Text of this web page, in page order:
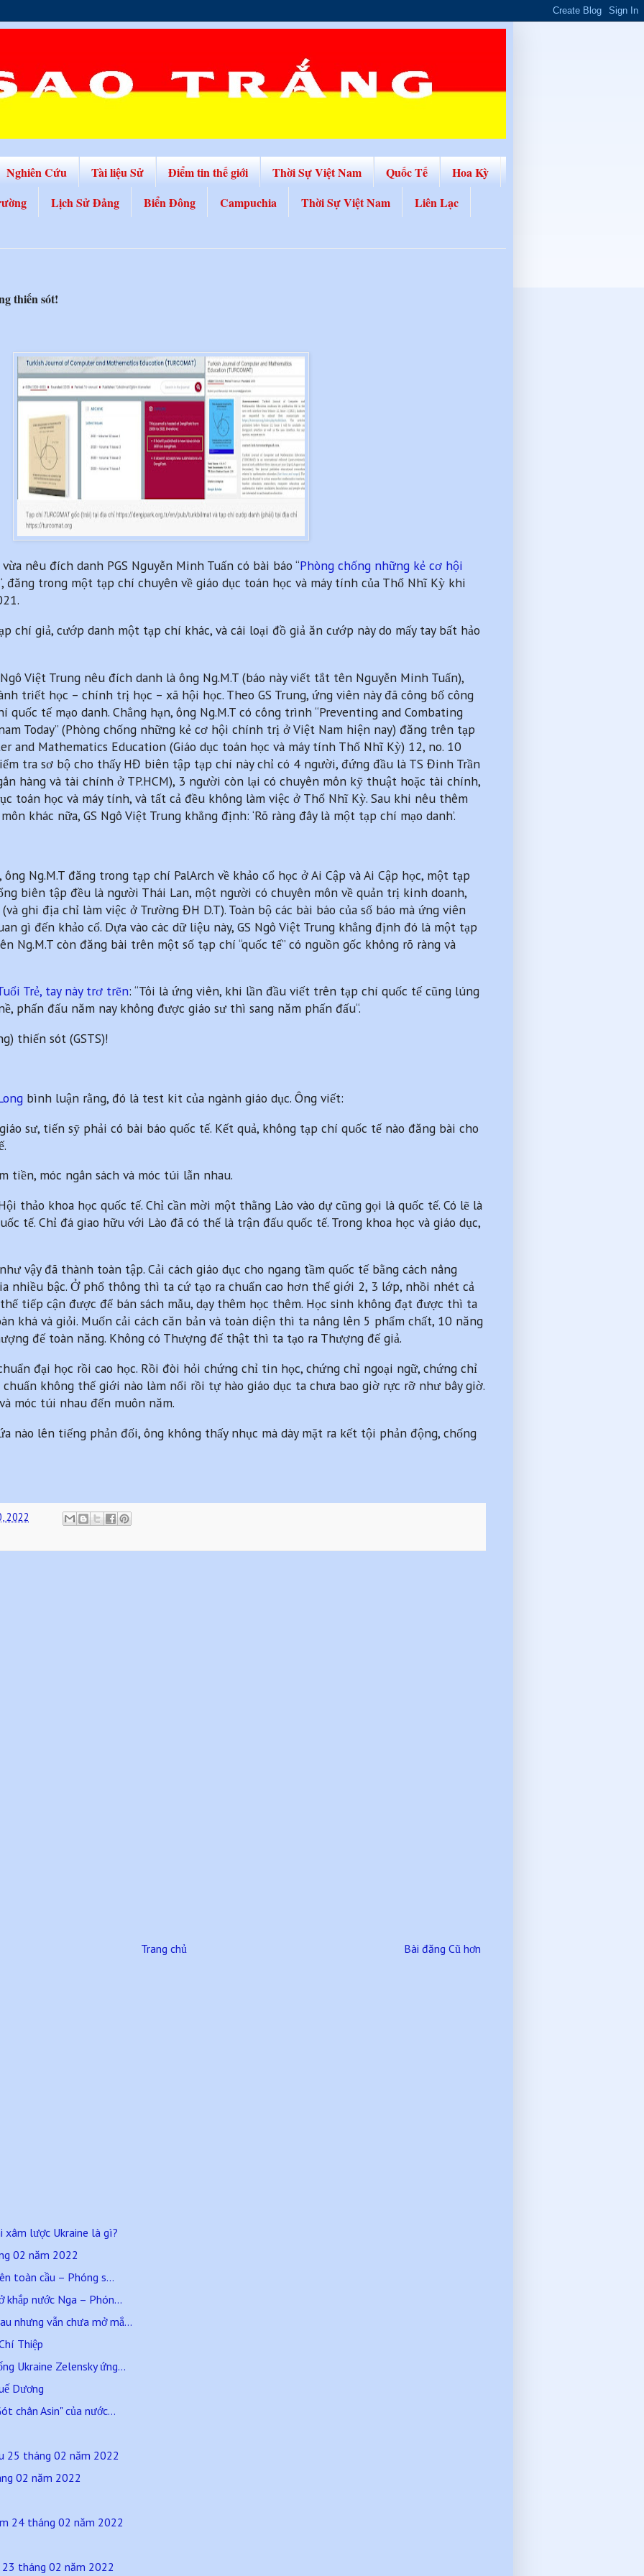
Nghiên Cứu Tài liệu Sử Điểm tin thế giới Thời Sự Việt Nam Quốc Tế
Hoa Kỳ
Lịch Sử Đảng Biển Đông Campuchia Thời Sự Việt Nam
Liên Lạc
thiến sót!
nêu đích danh PGS Nguyễn Minh Tuấn có bài báo “Phòng chống những kẻ cơ hội
đăng trong một tạp chí chuyên về giáo dục toán học và máy tính của Thổ Nhĩ Kỳ khi
chí giả, cướp danh một tạp chí khác, và cái loại đồ giả ăn cướp này do mấy tay bất hảo
Ngô Việt Trung nêu đích danh là ông Ng.M.T (báo này viết tắt tên Nguyễn Minh Tuấn),
triết học – chính trị học – xã hội học. Theo GS Trung, ứng viên này đã công bố công
tế mạo danh. Chẳng hạn, ông Ng.M.T có công trình “Preventing and Combating
Today” (Phòng chống những kẻ cơ hội chính trị ở Việt Nam hiện nay) đăng trên tạp
and Mathematics Education (Giáo dục toán học và máy tính Thổ Nhĩ Kỳ) 12, no. 10
tra sơ bộ cho thấy HĐ biên tập tạp chí này chỉ có 4 người, đứng đầu là TS Đinh Trần
hàng và tài chính ở TP.HCM), 3 người còn lại có chuyên môn kỹ thuật hoặc tài chính,
toán học và máy tính, và tất cả đều không làm việc ở Thổ Nhĩ Kỳ. Sau khi nêu thêm
khác nữa, GS Ngô Việt Trung khẳng định: ‘Rõ ràng đây là một tạp chí mạo danh’.
Ng.M.T đăng trong tạp chí PalArch về khảo cổ học ở Ai Cập và Ai Cập học, một tạp
biên tập đều là người Thái Lan, một người có chuyên môn về quản trị kinh doanh,
ghi địa chỉ làm việc ở Trường ĐH D.T). Toàn bộ các bài báo của số báo mà ứng viên
gì đến khảo cổ. Dựa vào các dữ liệu này, GS Ngô Việt Trung khẳng định đó là một tạp
Ng.M.T còn đăng bài trên một số tạp chí “quốc tế” có nguồn gốc không rõ ràng và
Trẻ, tay này trơ trẽn: “Tôi là ứng viên, khi lần đầu viết trên tạp chí quốc tế cũng lúng
phấn đấu năm nay không được giáo sư thì sang năm phấn đấu“.
thiến sót (GSTS)!
bình luận rằng, đó là test kit của ngành giáo dục. Ông viết:
sư, tiến sỹ phải có bài báo quốc tế. Kết quả, không tạp chí quốc tế nào đăng bài cho
tiền, móc ngân sách và móc túi lẫn nhau.
thảo khoa học quốc tế. Chỉ cần mời một thằng Lào vào dự cũng gọi là quốc tế. Có lẽ là
tế. Chỉ đá giao hữu với Lào đã có thế là trận đấu quốc tế. Trong khoa học và giáo dục,
vậy đã thành toàn tập. Cải cách giáo dục cho ngang tầm quốc tế bằng cách nâng
nhiều bậc. Ở phổ thông thì ta cứ tạo ra chuẩn cao hơn thế giới 2, 3 lớp, nhồi nhét cả
tiếp cận được để bán sách mẫu, dạy thêm học thêm. Học sinh không đạt được thì ta
khá và giỏi. Muốn cải cách căn bản và toàn diện thì ta nâng lên 5 phẩm chất, 10 năng
đế toàn năng. Không có Thượng đế thật thì ta tạo ra Thượng đế giả.
đại học rồi cao học. Rồi đòi hỏi chứng chỉ tin học, chứng chỉ ngoại ngữ, chứng chỉ
chuẩn không thế giới nào làm nổi rồi tự hào giáo dục ta chưa bao giờ rực rỡ như bây giờ.
móc túi nhau đến muôn năm.
nào lên tiếng phản đối, ông không thấy nhục mà dày mặt ra kết tội phản động, chống
2022
Bài đăng Cũ hơn
Trang chủ
xâm lược Ukraine là gì?
02 năm 2022
toàn cầu – Phóng s...
khắp nước Nga – Phón...
nhưng vẫn chưa mở mắ...
Thiệp
Ukraine Zelensky ứng...
Dương
chân Asin" của nước...
25 tháng 02 năm 2022
02 năm 2022
24 tháng 02 năm 2022
tháng 02 năm 2022